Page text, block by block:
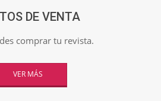
DE VENTA
comprar tu revista.
VER MÁS